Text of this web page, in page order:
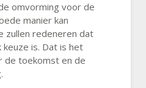
omvorming voor de
manier kan
zullen redeneren dat
is. Dat is het
de toekomst en de